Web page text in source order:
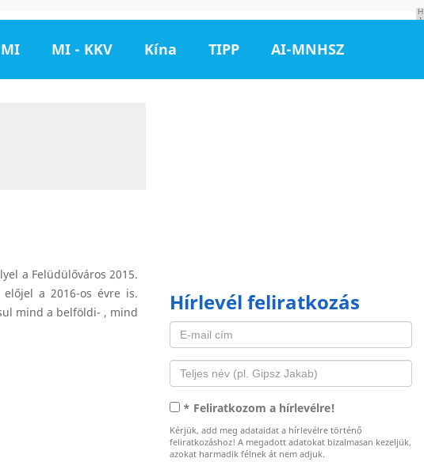
H
I
MI - KKV Kína TIPP AI-MNHSZ
a Felüdülőváros 2015.
a 2016-os évre is.
mind a belföldi- , mind
Hírlevél feliratkozás
* Feliratkozom a hírlevélre!
Kérjük, add meg adataidat a hírlevélre történő
feliratkozáshoz! A megadott adatokat bizalmasan kezeljük,
azokat harmadik félnek át nem adjuk.